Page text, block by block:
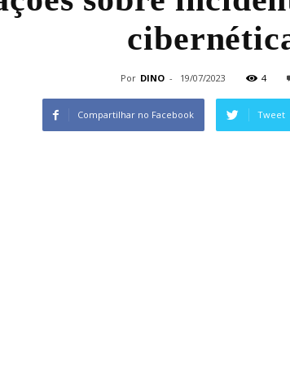
Por DINO - 19/07/2023 4
Compartilhar no Facebook Tweet